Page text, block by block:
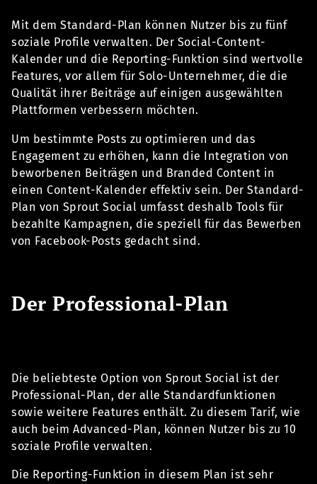
Mit dem Standard-Plan können Nutzer bis zu fünf
soziale Profile verwalten. Der Social-Content-
Kalender und die Reporting-Funktion sind wertvolle
Features, vor allem für Solo-Unternehmer, die die
Qualität ihrer Beiträge auf einigen ausgewählten
Plattformen verbessern möchten.
Um bestimmte Posts zu optimieren und das
Engagement zu erhöhen, kann die Integration von
beworbenen Beiträgen und Branded Content in
einen Content-Kalender effektiv sein. Der Standard-
Plan von Sprout Social umfasst deshalb Tools für
bezahlte Kampagnen, die speziell für das Bewerben
von Facebook-Posts gedacht sind.
Der Professional-Plan
Die beliebteste Option von Sprout Social ist der
Professional-Plan, der alle Standardfunktionen
sowie weitere Features enthält. Zu diesem Tarif, wie
auch beim Advanced-Plan, können Nutzer bis zu 10
soziale Profile verwalten.
Die Reporting-Funktion in diesem Plan ist sehr